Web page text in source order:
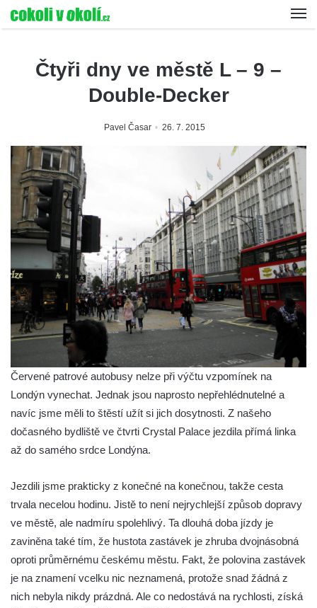
Čtyři dny ve městě L – 9 –
Double-Decker
Pavel Časar 26. 7. 2015
Červené patrové autobusy nelze při výčtu vzpomínek na
Londýn vynechat. Jednak jsou naprosto nepřehlédnutelné a
navíc jsme měli to štěstí užít si jich dosytnosti. Z našeho
dočasného bydliště ve čtvrti Crystal Palace jezdila přímá linka
až do samého srdce Londýna.
Jezdili jsme prakticky z konečné na konečnou, takže cesta
trvala necelou hodinu. Jistě to není nejrychlejší způsob dopravy
ve městě, ale nadmíru spolehlivý. Ta dlouhá doba jízdy je
zaviněna také tím, že hustota zastávek je zhruba dvojnásobná
oproti průměrnému českému městu. Fakt, že polovina zastávek
je na znamení vcelku nic neznamená, protože snad žádná z
nich nebyla nikdy prázdná. Ale co nedostává na rychlosti, získá